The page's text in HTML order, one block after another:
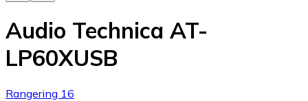
Audio Technica AT-
LP60XUSB
Rangering 16